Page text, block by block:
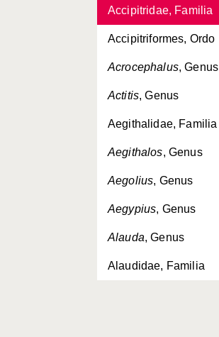
Accipitridae, Familia
Accipitriformes, Ordo
Acrocephalus, Genus
Actitis, Genus
Aegithalidae, Familia
Aegithalos, Genus
Aegolius, Genus
Aegypius, Genus
Alauda, Genus
Alaudidae, Familia